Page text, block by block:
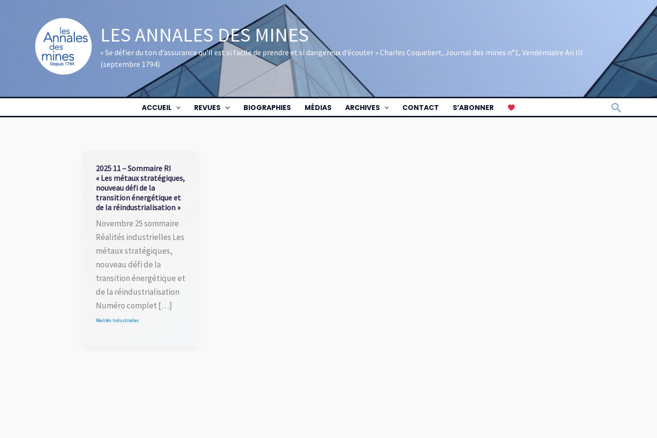
LES ANNALES DES MINES
« Se défier du ton d’assurance qu’il est si facile de prendre et si dangereux d’écouter » Charles Coquebert, Journal des mines n°1, Vendémiaire An III
(septembre 1794)
ACCUEIL REVUES BIOGRAPHIES MÉDIAS ARCHIVES CONTACT S’ABONNER
2025 11 – Sommaire RI
« Les métaux stratégiques,
nouveau défi de la
transition énergétique et
de la réindustrialisation »
Novembre 25 sommaire
Réalités industrielles Les
métaux stratégiques,
nouveau défi de la
transition énergétique et
de la réindustrialisation
Numéro complet […]
Réalités Industrielles